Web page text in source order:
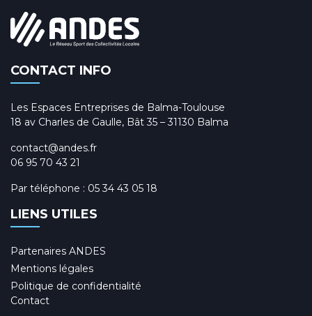
CONTACT INFO
Les Espaces Entreprises de Balma-Toulouse
18 av Charles de Gaulle, Bât 35 – 31130 Balma
contact@andes.fr
06 95 70 43 21
Par téléphone : 05 34 43 05 18
LIENS UTILES
Partenaires ANDES
Mentions légales
Politique de confidentialité
Contact